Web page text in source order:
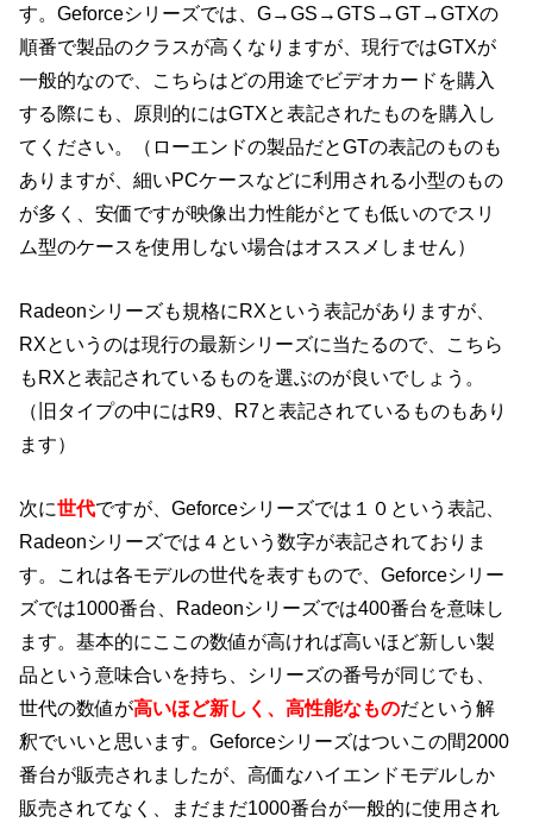
す。Geforceシリーズでは、G→GS→GTS→GT→GTXの
順番で製品のクラスが高くなりますが、現行ではGTXが
一般的なので、こちらはどの用途でビデオカードを購入
する際にも、原則的にはGTXと表記されたものを購入し
てください。（ローエンドの製品だとGTの表記のものも
ありますが、細いPCケースなどに利用される小型のもの
が多く、安価ですが映像出力性能がとても低いのでスリ
ム型のケースを使用しない場合はオススメしません）
Radeonシリーズも規格にRXという表記がありますが、
RXというのは現行の最新シリーズに当たるので、こちら
もRXと表記されているものを選ぶのが良いでしょう。
（旧タイプの中にはR9、R7と表記されているものもあり
ます）
次に世代ですが、Geforceシリーズでは１０という表記、
Radeonシリーズでは４という数字が表記されておりま
す。これは各モデルの世代を表すもので、Geforceシリー
ズでは1000番台、Radeonシリーズでは400番台を意味し
ます。基本的にここの数値が高ければ高いほど新しい製
品という意味合いを持ち、シリーズの番号が同じでも、
世代の数値が高いほど新しく、高性能なものだという解
釈でいいと思います。Geforceシリーズはついこの間2000
番台が販売されましたが、高価なハイエンドモデルしか
販売されてなく、まだまだ1000番台が一般的に使用され